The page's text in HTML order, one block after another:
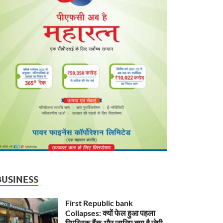
First Republic bank
Collapses: क्यों फेल हुआ पहला